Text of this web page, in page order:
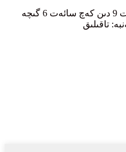
دۈشەنبە-جۈمە: ئەتىگەن سائەت 9 دىن كەچ سائەت 6 گىچە
تاقىلىق